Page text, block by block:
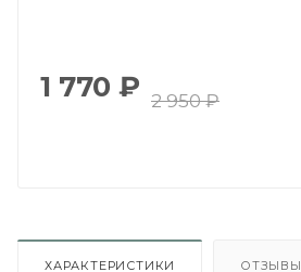
1 770 ₽ 2 950₽
ХАРАКТЕРИСТИКИ ОТЗЫВЫ